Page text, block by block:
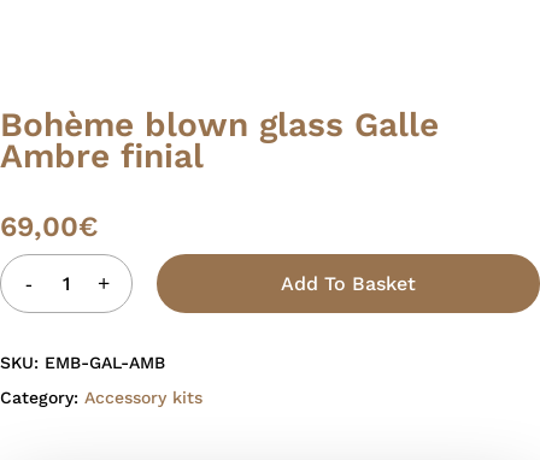
Bohème blown glass Galle
Ambre finial
69,00€
Add To Basket
SKU: EMB-GAL-AMB
Category: Accessory kits